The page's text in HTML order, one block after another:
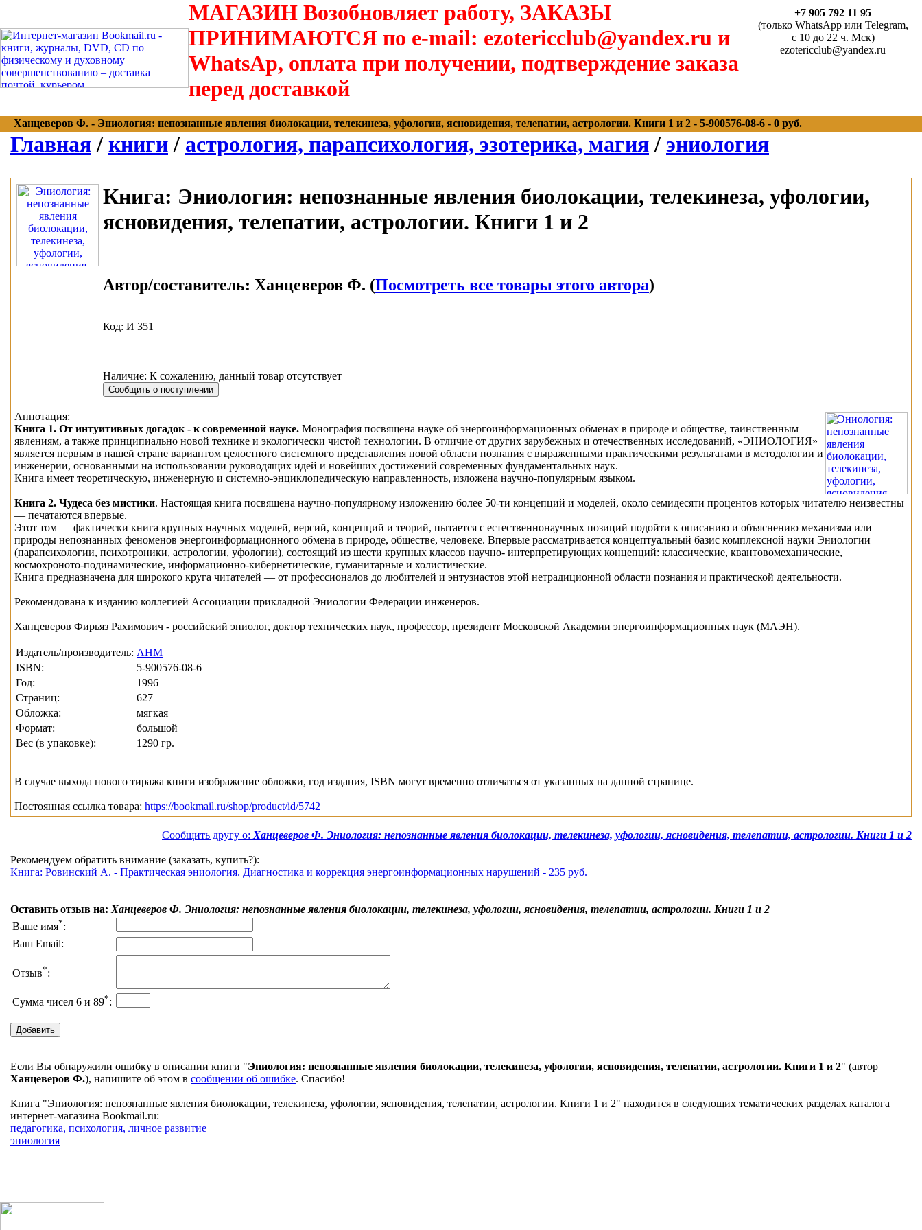
МАГАЗИН Возобновляет работу, ЗАКАЗЫ
ПРИНИМАЮТСЯ по e-mail: ezotericclub@yandex.ru и
WhatsAp, оплата при получении, подтверждение заказа
перед доставкой
+7 905 792 11 95
(только WhatsApp или Telegram,
с 10 до 22 ч. Мск)
ezotericclub@yandex.ru
Ханцеверов Ф. - Эниология: непознанные явления биолокации, телекинеза, уфологии, ясновидения, телепатии, астрологии. Книги 1 и 2 - 5-900576-08-6 - 0 руб.
Главная / книги / астрология, парапсихология, эзотерика, магия / эниология
Книга: Эниология: непознанные явления биолокации, телекинеза, уфологии,
ясновидения, телепатии, астрологии. Книги 1 и 2
Автор/составитель: Ханцеверов Ф. (Посмотреть все товары этого автора)
Код: И 351
Наличие: К сожалению, данный товар отсутствует
Аннотация:
Книга 1. От интуитивных догадок - к современной науке. Монография посвящена науке об энергоинформационных обменах в природе и обществе, таинственным
явлениям, а также принципиально новой технике и экологически чистой технологии. В отличие от других зарубежных и отечественных исследований, «ЭНИОЛОГИЯ»
является первым в нашей стране вариантом целостного системного представления новой области познания с выраженными практическими результатами в методологии и
инженерии, основанными на использовании руководящих идей и новейших достижений современных фундаментальных наук.
Книга имеет теоретическую, инженерную и системно-энциклопедическую направленность, изложена научно-популярным языком.
Книга 2. Чудеса без мистики. Настоящая книга посвящена научно-популярному изложению более 50-ти концепций и моделей, около семидесяти процентов которых читателю неизвестны
— печатаются впервые.
Этот том — фактически книга крупных научных моделей, версий, концепций и теорий, пытается с естественнонаучных позиций подойти к описанию и объяснению механизма или
природы непознанных феноменов энергоинформационного обмена в природе, обществе, человеке. Впервые рассматривается концептуальный базис комплексной науки Эниологии
(парапсихологии, психотроники, астрологии, уфологии), состоящий из шести крупных классов научно- интерпретирующих концепций: классические, квантовомеханические,
космохроното-подинамические, информационно-кибернетические, гуманитарные и холистические.
Книга предназначена для широкого круга читателей — от профессионалов до любителей и энтузиастов этой нетрадиционной области познания и практической деятельности.
Рекомендована к изданию коллегией Ассоциации прикладной Эниологии Федерации инженеров.
Ханцеверов Фирьяз Рахимович - российский эниолог, доктор технических наук, профессор, президент Московской Aкадемии энергоинформационных наук (МАЭН).
Издатель/производитель: АНМ
ISBN:
5-900576-08-6
Год:
1996
Страниц:
627
Обложка:
мягкая
Формат:
большой
Вес (в упаковке):
1290 гр.
В случае выхода нового тиража книги изображение обложки, год издания, ISBN могут временно отличаться от указанных на данной странице.
Постоянная ссылка товара: https://bookmail.ru/shop/product/id/5742
Сообщить другу о:Ханцеверов Ф. Эниология: непознанные явления биолокации, телекинеза, уфологии, ясновидения, телепатии, астрологии. Книги 1 и 2
Рекомендуем обратить внимание (заказать, купить?):
Книга: Ровинский А. - Практическая эниология. Диагностика и коррекция энергоинформационных нарушений - 235 руб.
Оставить отзыв на:Ханцеверов Ф. Эниология: непознанные явления биолокации, телекинеза, уфологии, ясновидения, телепатии, астрологии. Книги 1 и 2
Ваше имя*:
Ваш Email:
Отзыв*:
Сумма чисел 6 и 89*:
Если Вы обнаружили ошибку в описании книги "Эниология: непознанные явления биолокации, телекинеза, уфологии, ясновидения, телепатии, астрологии. Книги 1 и 2" (автор
Ханцеверов Ф.), напишите об этом в сообщении об ошибке. Спасибо!
Книга "Эниология: непознанные явления биолокации, телекинеза, уфологии, ясновидения, телепатии, астрологии. Книги 1 и 2" находится в следующих тематических разделах каталога
интернет-магазина Bookmail.ru:
педагогика, психология, личное развитие
эниология